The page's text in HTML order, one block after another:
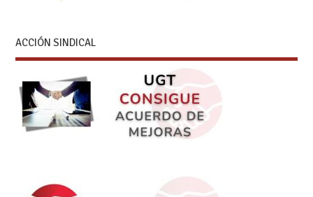
ACCIÓN SINDICAL